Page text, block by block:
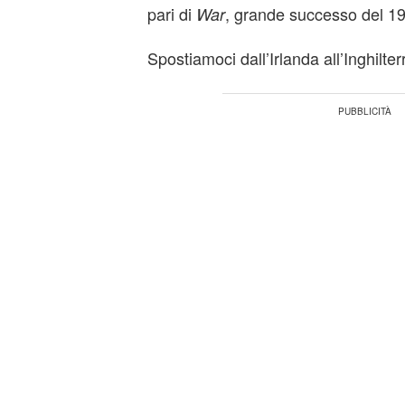
pari di War, grande successo del
Spostiamoci dall’Irlanda